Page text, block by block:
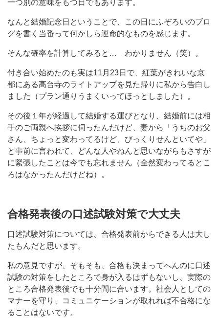
一つ別の意味をもつ日でもあります。
なんと結婚記念日ということで、この日にふぞろいのブロ
グを書く当番って何かしら運命的なものを感じます。
そんな確率を計算してみると… わかりません（笑）。
付き合い始めたのも実は11月23日で、紅葉がきれいな京
都にある高台寺のライトアップを見た帰りに私から告白し
ました（プラン通りうまくいってほっとしました）。
その後１年が経過して結婚する運びとなり、結婚前には相
手のご両親へ挨拶に伺ったんだけど、妻から「うちのお父
さん、ちょっと変わってるけど、びっくりせんといてや」
と事前に言われて、どんな人やねんと思いながらもさすが
に緊張したことは今でも忘れません（全然変わってるとこ
ろはなかったんだけどね）。
合格発表後の口述試験対策で大丈夫
口述試験対策については、合格発表前からできる人は大し
たもんだと思います。
私の意見ですが、そもそも、合格も決まってへんのに口述
試験の対策をしたところで身が入るはずもないし、実際の
ところ合格発表後でも十分間に合います。社会人としての
マナーを守り、コミュニケーションが取れれば不合格にな
ることはないです。